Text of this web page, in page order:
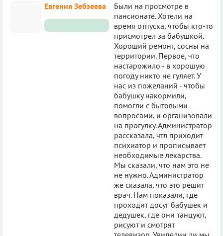
Евгения Зебзеева
Были на просмотре в
пансионате. Хотели на
время отпуска, чтобы кто-то
присмотрел за бабушкой.
Хороший ремонт, сосны на
территории. Первое, что
настарожило - в хорошую
погоду никто не гуляет. У
нас из пожеланий - чтобы
бабушку накормили,
помогли с бытовыми
вопросами, и организовали
на прогулку. Администратор
рассказала, чтл приходит
психиатор и прописывает
необходимые лекарства.
Мы сказали, что нам это не
не нужно. Администратор
же сказала, что это решит
врач. Нам показали, где
проходит досуг бабушек и
дедушек, где они танцуют,
рисуют и смотрят